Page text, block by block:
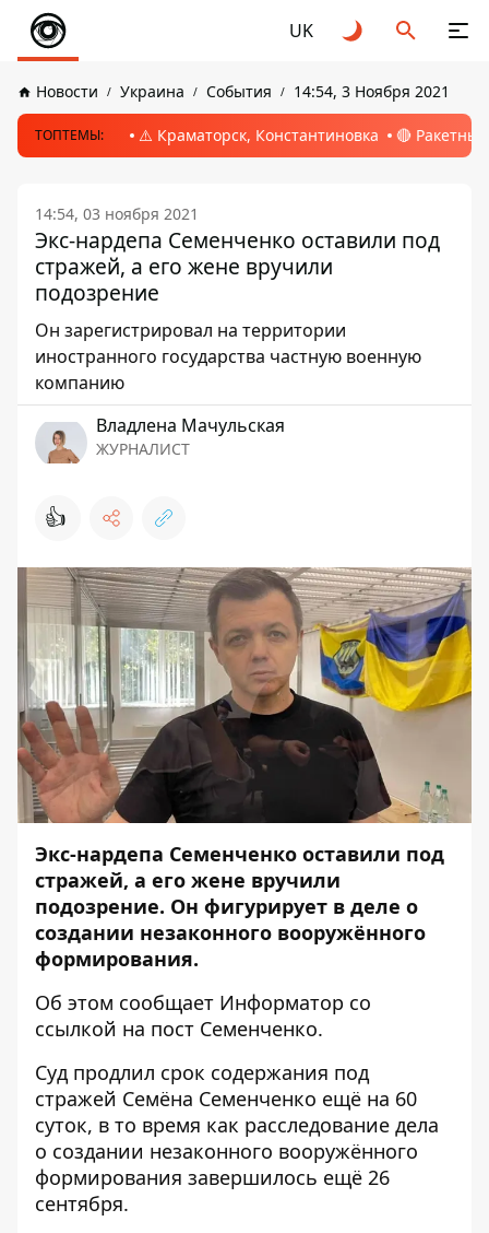
UK
Новости Украина События 14:54, 3 Ноября 2021
ТОПТЕМЫ: ⚠️ Краматорск, Константиновка 🔴
14:54, 03 ноября 2021
Экс-нардепа Семенченко оставили под
стражей, а его жене вручили
подозрение
Он зарегистрировал на территории
иностранного государства частную военную
компанию
Владлена Мачульская
ЖУРНАЛИСТ
👍
Экс-нардепа Семенченко оставили под
стражей, а его жене вручили
подозрение. Он фигурирует в деле о
создании незаконного вооружённого
формирования.
Об этом сообщает Информатор со
ссылкой на пост Семенченко.
Суд продлил срок содержания под
стражей Семёна Семенченко ещё на 60
суток, в то время как расследование дела
о создании незаконного вооружённого
формирования завершилось ещё 26
сентября.